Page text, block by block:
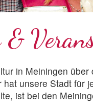
&
in Meiningen
unsere Stadt für
ist bei den